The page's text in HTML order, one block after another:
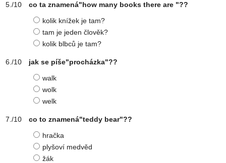
co ta znamená"how many books there are "??
kolik knížek je tam?
tam je jeden člověk?
kolik blbců je tam?
jak se píše"procházka"??
walk
wolk
welk
co to znamená"teddy bear"??
hračka
plyšoví medvěd
žák